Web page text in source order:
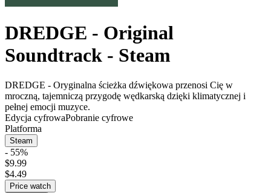
DREDGE - Original
Soundtrack - Steam
DREDGE - Oryginalna ścieżka dźwiękowa przenosi Cię w
mroczną, tajemniczą przygodę wędkarską dzięki klimatycznej i
pełnej emocji muzyce.
Edycja cyfrowaPobranie cyfrowe
Platforma
Steam
- 55%
$9.99
$4.49
Price watch